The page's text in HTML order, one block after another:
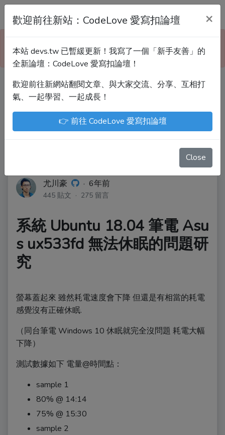
Devs.tw 寫程式討論區
請到新網站「CodeLove 愛寫扣論壇」！
Devs.tw 是讓工程師寫筆記、網誌的平台。歡迎
您隨手紀錄、寫作，方便日後搜尋！
尤川豪
Enoxs
chenjenping
尤川豪 · 6年前
445 貼文 · 275 留言
系統 Ubuntu 18.04 筆電 Asu
s ux533fd 無法休眠的問題研
究
螢幕蓋起來 雖然耗電速度會下降 但還是有相當的耗電
感覺沒有正確休眠.
（同台筆電 Windows 10 休眠就完全沒問題 耗電大幅
下降）
測試數據如下 電量@時間點：
sample 1
80% @ 14:14
75% @ 15:30
sample 2
歡迎前往新站：CodeLove 愛寫扣論壇 ×
本站 devs.tw 已暫緩更新！我寫了一個「新手友善」的
全新論壇：CodeLove 愛寫扣論壇！
歡迎前往新網站翻閱文章、與大家交流、分享、互相打
氣、一起學習、一起成長！
👉 前往 CodeLove 愛寫扣論壇
Close